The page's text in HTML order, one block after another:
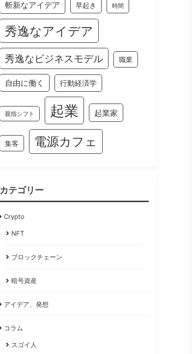
斬新なアイデア 早起き 時間
秀逸なアイデア
秀逸なビジネスモデル 職業
自由に働く 行動経済学
親指シフト 起業 起業家
集客 電源カフェ
カテゴリー
Crypto
NFT
ブロックチェーン
暗号資産
アイデア、発想
コラム
スゴイ人